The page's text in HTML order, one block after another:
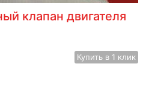
клапан двигателя
Купить в 1 клик